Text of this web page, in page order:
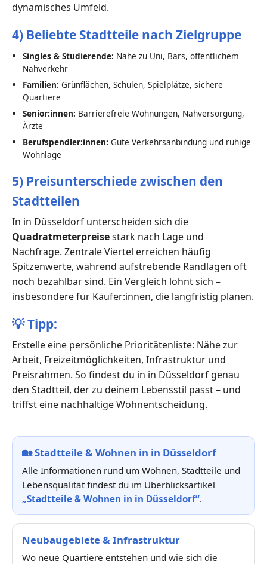
dynamisches Umfeld.
4) Beliebte Stadtteile nach Zielgruppe
Singles & Studierende: Nähe zu Uni, Bars, öffentlichem
Nahverkehr
Familien: Grünflächen, Schulen, Spielplätze, sichere
Quartiere
Senior:innen: Barrierefreie Wohnungen, Nahversorgung,
Ärzte
Berufspendler:innen: Gute Verkehrsanbindung und ruhige
Wohnlage
5) Preisunterschiede zwischen den
Stadtteilen
In in Düsseldorf unterscheiden sich die
Quadratmeterpreisestark nach Lage und
Nachfrage. Zentrale Viertel erreichen häufig
Spitzenwerte, während aufstrebende Randlagen oft
noch bezahlbar sind. Ein Vergleich lohnt sich –
insbesondere für Käufer:innen, die langfristig planen.
💡Tipp:
Erstelle eine persönliche Prioritätenliste: Nähe zur
Arbeit, Freizeitmöglichkeiten, Infrastruktur und
Preisrahmen. So findest du in in Düsseldorf genau
den Stadtteil, der zu deinem Lebensstil passt – und
triffst eine nachhaltige Wohnentscheidung.
🏡Stadtteile & Wohnen in in Düsseldorf
Alle Informationen rund um Wohnen, Stadtteile und
Lebensqualität findest du im Überblicksartikel
„Stadtteile & Wohnen in in Düsseldorf“.
Neubaugebiete & Infrastruktur
Wo neue Quartiere entstehen und wie sich die